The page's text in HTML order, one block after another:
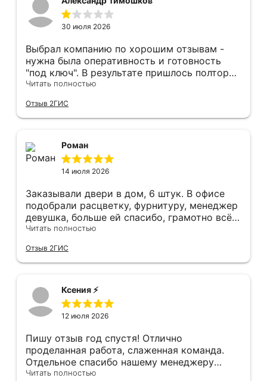
30 июля 2026
Выбрал компанию по хорошим отзывам -
нужна была оперативность и готовность
"под ключ". В результате пришлось полтора
часа потратить на уборку подъезда, так как
"утилизация старой двери" не входит
уборка выломанного деревянного косяка и
После предъявления претензии менеджеру
получил только недовольный звонок от
монтажника, никаких извинений и попыток
менеджером специально обговаривал, что
нужна утилизация, мне это затруднительно -
ограниченные физические возможности...
Дополнение на следующий день - отберите
пол в квартире (явно положили не
остановившуюся диском вниз) и само
где-то краску подъездную обтёрли... К
качеству двери тоже претензии - порог
нержавеющий, обклеен плёнкой, которую
порога наклеен на эту плёнку...
Читать полностью
Отзыв 2ГИС
Роман
14 июля 2026
Заказывали двери в дом, 6 штук. В офисе
подобрали расцветку, фурнитуру, менеджер
девушка, больше ей спасибо, грамотно всё
подсказывала и советовала. Парни
филигранно установили, много видел других
дверей, в которых видны запилы, щели, но
корабле, не к чему придраться. Мы с женой
довольны, спасибо!!!!
Читать полностью
Отзыв 2ГИС
Ксения ⚡️
12 июля 2026
Пишу отзыв год спустя! Отлично
проделанная работа, слаженная команда.
Отдельное спасибо нашему менеджеру
Анастасии, помогла сделать выбор, от
Читать полностью